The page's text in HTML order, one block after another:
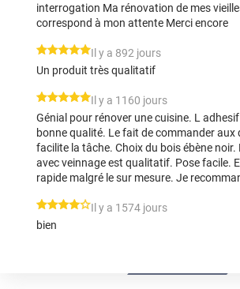
interrogation Ma rénovation de mes
correspond à mon attente Merci encore
*****
Il y a 892 jours
Un produit très qualitatif
*****
Il y a 1160 jours
Génial pour rénover une cuisine. L
bonne qualité. Le fait de commander aux
facilite la tâche. Choix du bois ébène noir.
avec veinnage est qualitatif. Pose facile.
rapide malgré le sur mesure. Je
*****Il y a 1574 jours
bien